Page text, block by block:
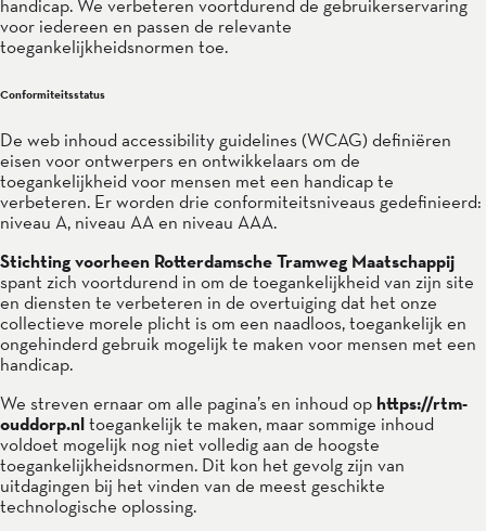
handicap. We verbeteren voortdurend de gebruikerservaring
voor iedereen en passen de relevante
toegankelijkheidsnormen toe.
Conformiteitsstatus
De web inhoud accessibility guidelines (WCAG) definiëren
eisen voor ontwerpers en ontwikkelaars om de
toegankelijkheid voor mensen met een handicap te
verbeteren. Er worden drie conformiteitsniveaus gedefinieerd:
niveau A, niveau AA en niveau AAA.
Stichting voorheen Rotterdamsche Tramweg Maatschappij
spant zich voortdurend in om de toegankelijkheid van zijn site
en diensten te verbeteren in de overtuiging dat het onze
collectieve morele plicht is om een naadloos, toegankelijk en
ongehinderd gebruik mogelijk te maken voor mensen met een
handicap.
We streven ernaar om alle pagina’s en inhoud op https://rtm-
ouddorp.nltoegankelijk te maken, maar sommige inhoud
voldoet mogelijk nog niet volledig aan de hoogste
toegankelijkheidsnormen. Dit kon het gevolg zijn van
uitdagingen bij het vinden van de meest geschikte
technologische oplossing.